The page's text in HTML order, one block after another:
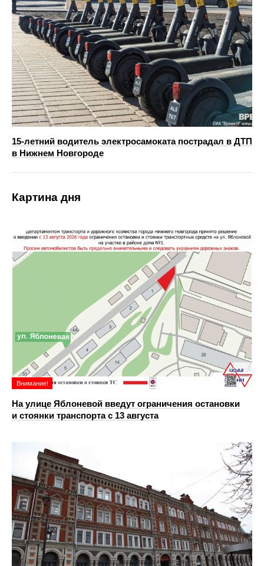
15-летний водитель электросамоката пострадал в ДТП
в Нижнем Новгороде
Картина дня
Внимание!
На улице Яблоневой введут ограничения остановки
и стоянки транспорта с 13 августа